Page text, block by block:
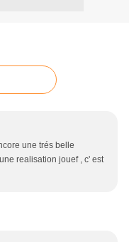
une trés belle
realisation jouef , c' est